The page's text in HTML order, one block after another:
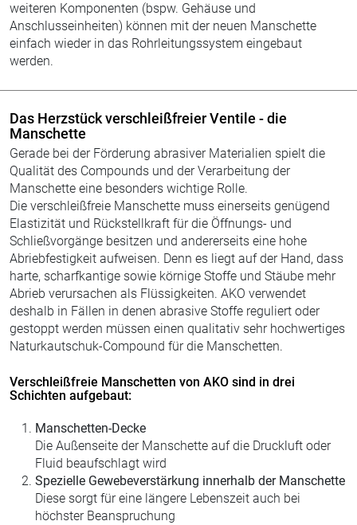
weiteren Komponenten (bspw. Gehäuse und
Anschlusseinheiten) können mit der neuen Manschette
einfach wieder in das Rohrleitungssystem eingebaut
werden.
Das Herzstück verschleißfreier Ventile - die
Manschette
Gerade bei der Förderung abrasiver Materialien spielt die
Qualität des Compounds und der Verarbeitung der
Manschette eine besonders wichtige Rolle.
Die verschleißfreie Manschette muss einerseits genügend
Elastizität und Rückstellkraft für die Öffnungs- und
Schließvorgänge besitzen und andererseits eine hohe
Abriebfestigkeit aufweisen. Denn es liegt auf der Hand, dass
harte, scharfkantige sowie körnige Stoffe und Stäube mehr
Abrieb verursachen als Flüssigkeiten. AKO verwendet
deshalb in Fällen in denen abrasive Stoffe reguliert oder
gestoppt werden müssen einen qualitativ sehr hochwertiges
Naturkautschuk-Compound für die Manschetten.
Verschleißfreie Manschetten von AKO sind in drei
Schichten aufgebaut:
Manschetten-Decke
Die Außenseite der Manschette auf die Druckluft oder
Fluid beaufschlagt wird
Spezielle Gewebeverstärkung innerhalb der Manschette
Diese sorgt für eine längere Lebenszeit auch bei
höchster Beanspruchung